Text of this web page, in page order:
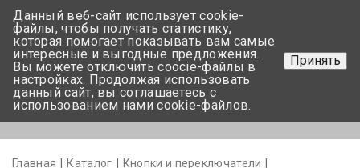
+375 17-350-99-56
+375 44-752-82-08
Задать вопрос
Главная Каталог
Кнопки и переключатели
Данный веб-сайт использует cookie-
файлы, чтобы получать статистику,
которая помогает показывать вам самые
интересные и выгодные предложения.
Вы можете отключить coocie-файлы в
настройках. Продолжая использовать
данный сайт, вы соглашаетесь с
использованием нами cookie-файлов.
Принять